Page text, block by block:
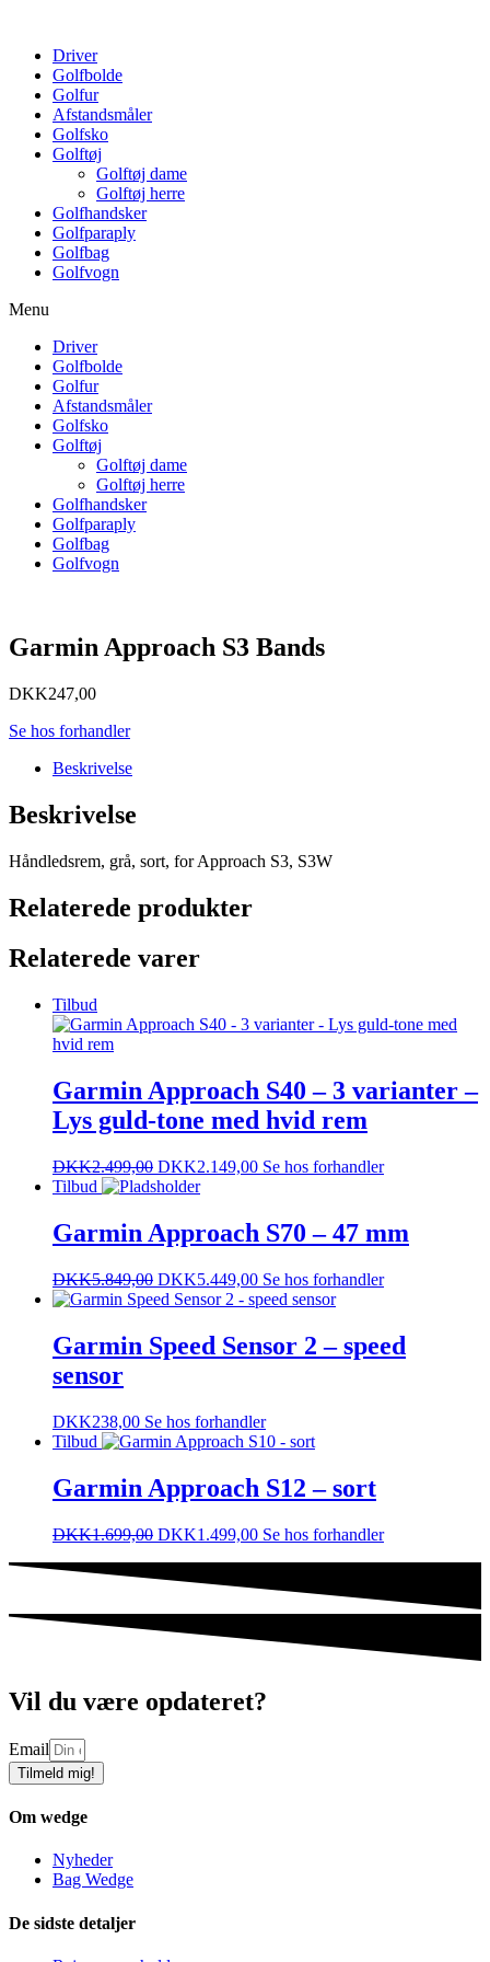
Driver
Golfbolde
Golfur
Afstandsmåler
Golfsko
Golftøj
Golftøj dame
Golftøj herre
Golfhandsker
Golfparaply
Golfbag
Golfvogn
Menu
Driver
Golfbolde
Golfur
Afstandsmåler
Golfsko
Golftøj
Golftøj dame
Golftøj herre
Golfhandsker
Golfparaply
Golfbag
Golfvogn
Garmin Approach S3 Bands
DKK247,00
Se hos forhandler
Beskrivelse
Beskrivelse
Håndledsrem, grå, sort, for Approach S3, S3W
Relaterede produkter
Relaterede varer
Tilbud
Garmin Approach S40 – 3 varianter –
Lys guld-tone med hvid rem
DKK2.499,00 DKK2.149,00 Se hos forhandler
Tilbud
Garmin Approach S70 – 47 mm
DKK5.849,00 DKK5.449,00 Se hos forhandler
Garmin Speed Sensor 2 – speed
sensor
DKK238,00 Se hos forhandler
Tilbud
Garmin Approach S12 – sort
DKK1.699,00 DKK1.499,00 Se hos forhandler
Vil du være opdateret?
Email
Tilmeld mig!
Om wedge
Nyheder
Bag Wedge
De sidste detaljer